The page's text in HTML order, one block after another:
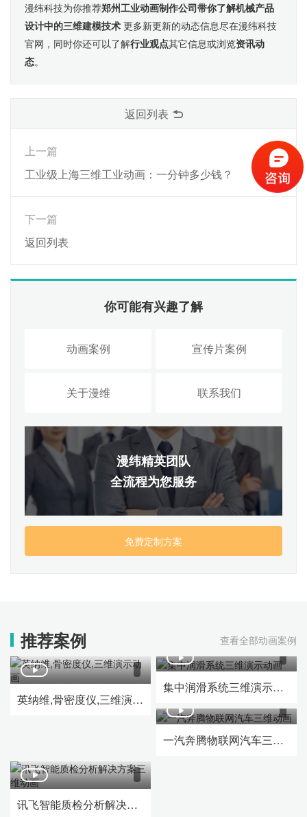
漫纬科技为你推荐郑州工业动画制作公司带你了解机械产品
设计中的三维建模技术 更多新更新的动态信息尽在漫纬科技
官网，同时你还可以了解行业观点其它信息或浏览资讯动
态。
返回列表
上一篇
工业级上海三维工业动画：一分钟多少钱？
下一篇
返回列表
你可能有兴趣了解
动画案例 宣传片案例
关于漫维 联系我们
漫纬精英团队
全流程为您服务
免费定制方案
推荐案例 查看全部动画案例
英纳维,骨密度仪,三维演示动画
集中润滑系统三维演示动画
一汽奔腾物联网汽车三维动画
讯飞智能质检分析解决方案三维动画